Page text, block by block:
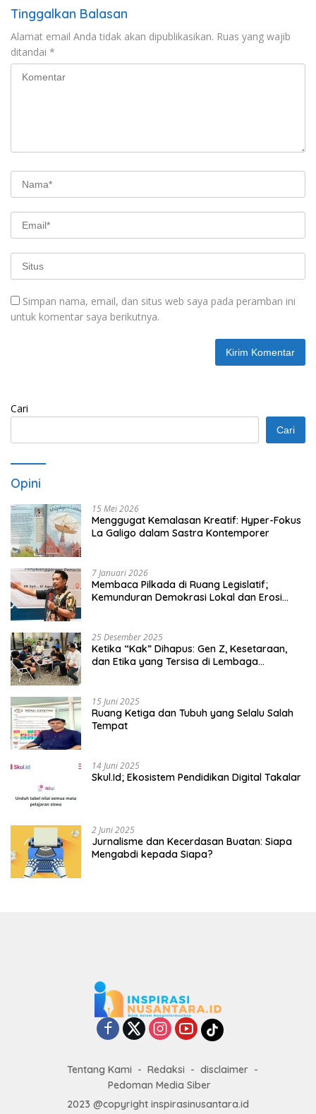
Tinggalkan Balasan
Alamat email Anda tidak akan dipublikasikan. Ruas yang wajib
ditandai *
Simpan nama, email, dan situs web saya pada peramban ini
untuk komentar saya berikutnya.
Cari
Cari
Opini
15 Mei 2026
Menggugat Kemalasan Kreatif: Hyper-Fokus
La Galigo dalam Sastra Kontemporer
7 Januari 2026
Membaca Pilkada di Ruang Legislatif;
Kemunduran Demokrasi Lokal dan Erosi
25 Desember 2025
Ketika “Kak” Dihapus: Gen Z, Kesetaraan,
dan Etika yang Tersisa di Lembaga
15 Juni 2025
Ruang Ketiga dan Tubuh yang Selalu Salah
Tempat
14 Juni 2025
Skul.Id; Ekosistem Pendidikan Digital Takalar
2 Juni 2025
Jurnalisme dan Kecerdasan Buatan: Siapa
Mengabdi kepada Siapa?
Tentang Kami Redaksi
disclaimer
Pedoman Media Siber
2023 @copyright inspirasinusantara.id